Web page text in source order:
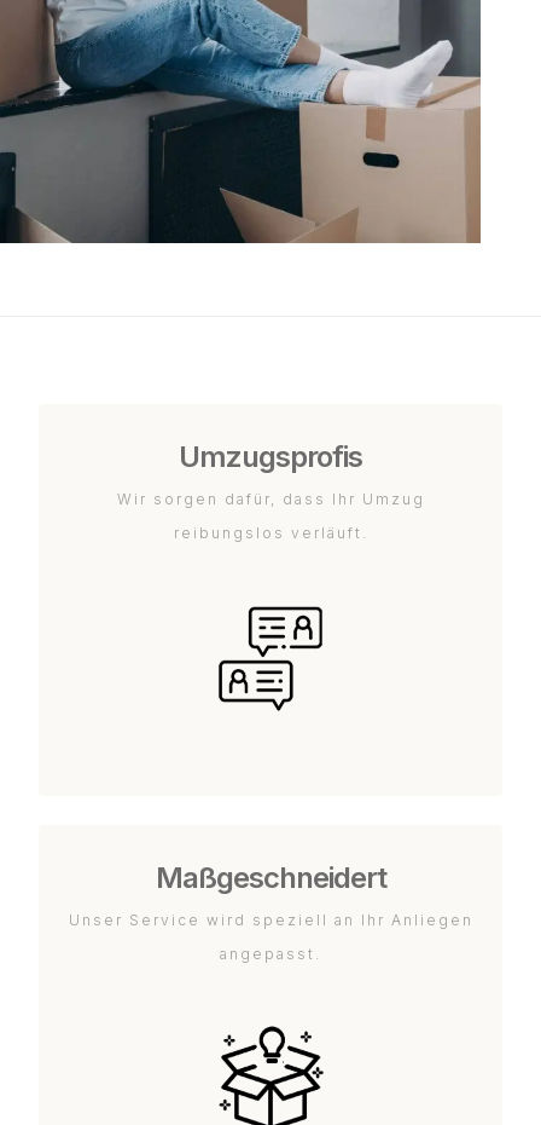
Umzugsprofis
Wir sorgen dafür, dass Ihr Umzug
reibungslos verläuft.
Maßgeschneidert
Unser Service wird speziell an Ihr Anliegen
angepasst.